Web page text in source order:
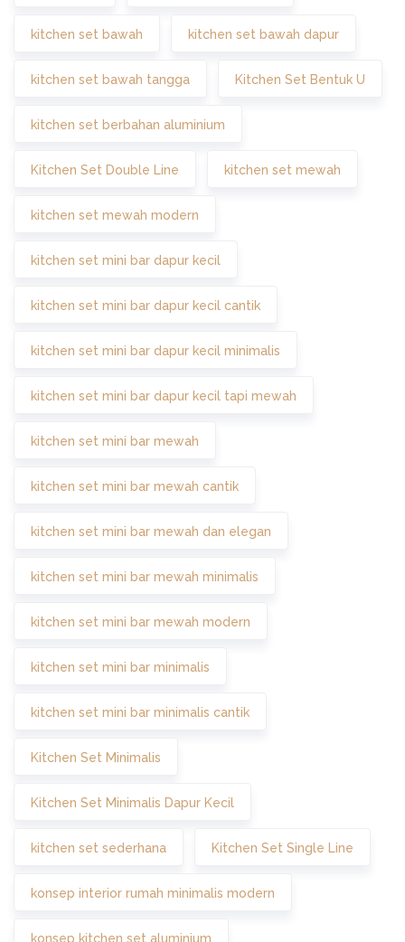
kitchen set bawah kitchen set bawah dapur
kitchen set bawah tangga Kitchen Set Bentuk U
kitchen set berbahan aluminium
Kitchen Set Double Line kitchen set mewah
kitchen set mewah modern
kitchen set mini bar dapur kecil
kitchen set mini bar dapur kecil cantik
kitchen set mini bar dapur kecil minimalis
kitchen set mini bar dapur kecil tapi mewah
kitchen set mini bar mewah
kitchen set mini bar mewah cantik
kitchen set mini bar mewah dan elegan
kitchen set mini bar mewah minimalis
kitchen set mini bar mewah modern
kitchen set mini bar minimalis
kitchen set mini bar minimalis cantik
Kitchen Set Minimalis
Kitchen Set Minimalis Dapur Kecil
kitchen set sederhana Kitchen Set Single Line
konsep interior rumah minimalis modern
konsep kitchen set aluminium